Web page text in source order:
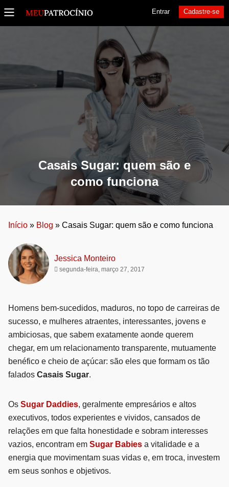
Entrar Cadastre-se
Casais Sugar: quem são e
como funciona
Início » Blog » Casais Sugar: quem são e como funciona
Jessica Monteiro
segunda-feira, março 27, 2017
Homens bem-sucedidos, maduros, no topo de carreiras de
sucesso, e mulheres atraentes, interessantes, jovens e
ambiciosas, que sabem exatamente aonde querem
chegar, em um relacionamento transparente, mutuamente
benéfico e cheio de açúcar: são eles que formam os tão
falados Casais Sugar.
Os Sugar Daddies, geralmente empresários e altos
executivos, todos experientes e vividos, cansados de
relações em que falta honestidade e sobram interesses
vazios, encontram em Sugar Babies a vitalidade e a
energia que movimentam suas vidas e, em troca, investem
em seus sonhos e objetivos.